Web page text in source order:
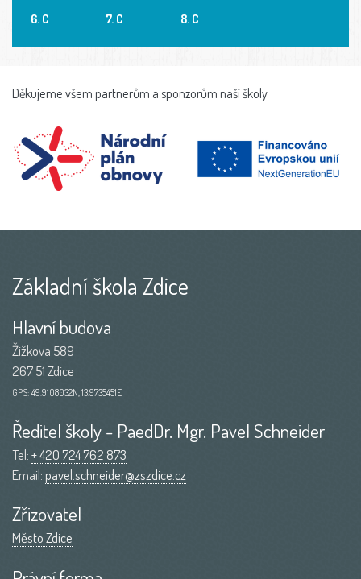
6. C 7. C 8. C
Děkujeme všem partnerům a sponzorům naší školy
Základní škola Zdice
Hlavní budova
Žižkova 589
267 51 Zdice
GPS: 49.9108032N, 13.9735451E
Ředitel školy - PaedDr. Mgr. Pavel Schneider
Tel:+ 420 724 762 873
Email:pavel.schneider@zszdice.cz
Zřizovatel
Město Zdice